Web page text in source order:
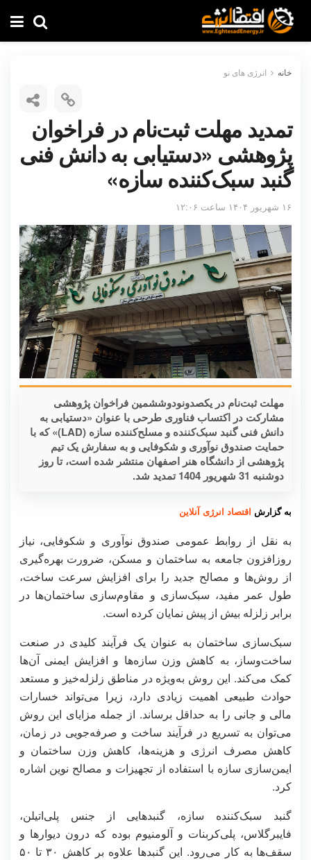
خانه انرژی های نو
تمدید مهلت ثبت‌‎نام در فراخوان
پژوهشی «دستیابی به دانش فنی
گنبد سبک‌کننده سازه»
۱۶ شهریور ۱۴۰۴ ساعت ۱۲:۰۶
مهلت ثبت‌نام در یکصدونودوششمین فراخوان پژوهشی
مشارکت در اکتساب فناوری طرحی با عنوان «دستیابی به
دانش فنی گنبد سبک‌کننده و مسلح‌کننده سازه (LAD)» که با
حمایت صندوق نوآوری و شکوفایی و به سفارش یک تیم
پژوهشی از دانشگاه هنر اصفهان منتشر شده است، تا روز
دوشنبه 31 شهریور 1404 تمدید شد.
به گزارش اقتصاد انرژی آنلاین
به نقل از روابط عمومی صندوق نوآوری و شکوفایی، نیاز
روزافزون جامعه به ساختمان و مسکن، ضرورت بهره‌گیری
از روش‌ها و مصالح جدید را برای افزایش سرعت ساخت،
طول عمر مفید، سبک‌سازی و مقاوم‌سازی ساختمان‌ها در
برابر زلزله بیش از پیش نمایان کرده است.
سبک‌سازی ساختمان به عنوان یک فرآیند کلیدی در صنعت
ساخت‌وساز، به کاهش وزن سازه‌ها و افزایش ایمنی آن‌ها
کمک می‌کند. این روش به‌ویژه در مناطق زلزله‌خیز و مستعد
حوادث طبیعی اهمیت زیادی دارد، زیرا می‌تواند خسارات
مالی و جانی را به حداقل برساند. از جمله مزایای این روش
می‌توان به تسریع در فرآیند ساخت و صرفه‌جویی در زمان،
کاهش مصرف انرژی و هزینه‌ها، کاهش وزن ساختمان و
ایمن‌سازی سازه با استفاده از تجهیزات و مصالح نوین اشاره
کرد.
گنبد سبک‌کننده‌ سازه، گنبدهایی از جنس پلی‌اتیلن،
فایبرگلاس، پلی‌کربنات و آلومنیوم بوده که درون دیوارها و
سقف‌ها به کار می‌رود. این گنبدها علاوه بر کاهش ۳۰ تا ۵۰